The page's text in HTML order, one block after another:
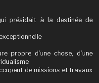
présidait à la destinée de
propre d’une chose, d’une
de missions et travaux